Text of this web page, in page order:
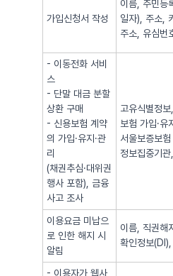
가입신청서 작성
이름, 주민등
일자), 주소,
주소, 유심번
- 이동전화 서비
스
- 단말 대금 분할
상환 구매
- 신용보험 계약
의 가입·유지·관
리
(채권추심·대위권
행사 포함), 금융
사고 조사
고유식별정
보험 가입·
서울보증보
정보집중기
이용요금 미납으
로 인한 해지 시
알림
이름, 직권해
확인정보(DI),
- 이용자가 웹사